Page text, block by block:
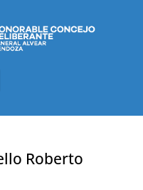
Roberto